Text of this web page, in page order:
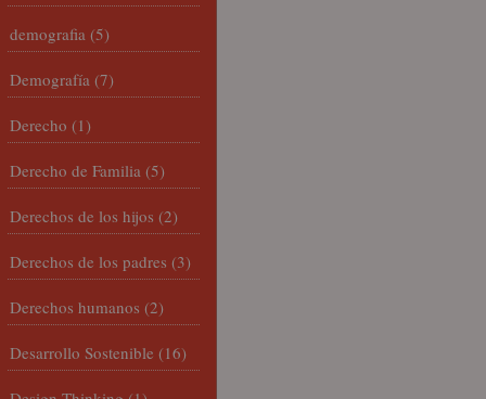
demografia (5)
Demografía (7)
Derecho (1)
Derecho de Familia (5)
Derechos de los hijos (2)
Derechos de los padres (3)
Derechos humanos (2)
Desarrollo Sostenible (16)